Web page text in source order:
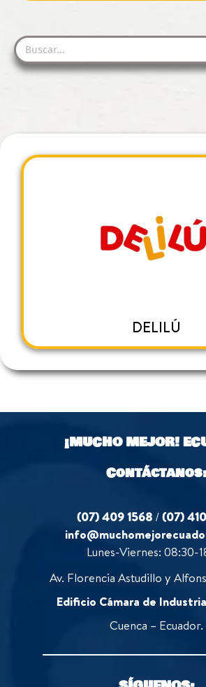
DELILÚ
¡MUCHO MEJOR!
(07) 409 1568 /(07)
Lunes-Viernes: 08:30-
Av. Florencia Astudillo y
Edificio Cámara de
Cuenca – Ecuador.